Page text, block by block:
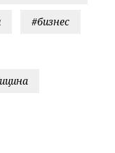
#бизнес